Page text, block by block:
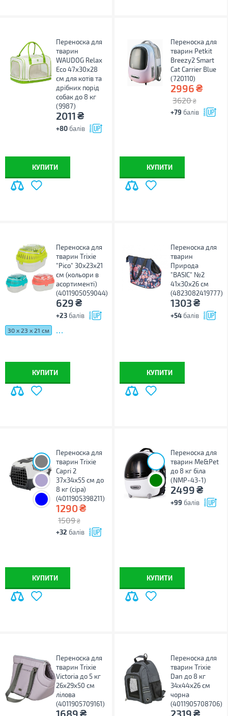
Переноска для
тварин
WAUDOG Relax
Eco 47х30х28
см для котів та
дрібних порід
собак до 8 кг
(9987)
2011₴
+80 балів
КУПИТИ
Переноска для
тварин Petkit
Breezy2 Smart
Cat Carrier Blue
(720110)
2996₴
3620 ₴
+79 балів
КУПИТИ
Переноска для
тварин Trixie
"Pico" 30х23х21
см (кольори в
асортименті)
(4011905059044)
629₴
+23 балів
30 х 23 х 21 см ...
КУПИТИ
Переноска для
тварин
Природа
"BASIC" №2
41х30х26 см
(4823082419777)
1303₴
+54 балів
КУПИТИ
Переноска для
тварин Trixie
Capri 2
37х34х55 см до
8 кг (сіра)
(4011905398211)
1290₴
1509 ₴
+32 балів
КУПИТИ
Переноска для
тварин Me&Pet
до 8 кг біла
(NMP-43-1)
2499₴
+99 балів
КУПИТИ
Переноска для
тварин Trixie
Victoria до 5 кг
26x29x50 см
лілова
(4011905709161)
1689₴
Переноска для
тварин Trixie
Dan до 8 кг
34х44х26 см
чорна
(4011905708706)
2319₴